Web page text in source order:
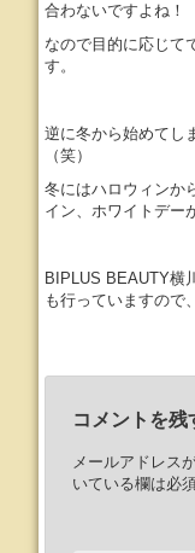
合わないですよね！
なので目的に応じて
す。
逆に冬から始めてし
（笑）
冬にはハロウィンか
イン、ホワイトデー
BIPLUS BEAUTY横
も行っていますので
コメントを残
メールアドレス
いている欄は必